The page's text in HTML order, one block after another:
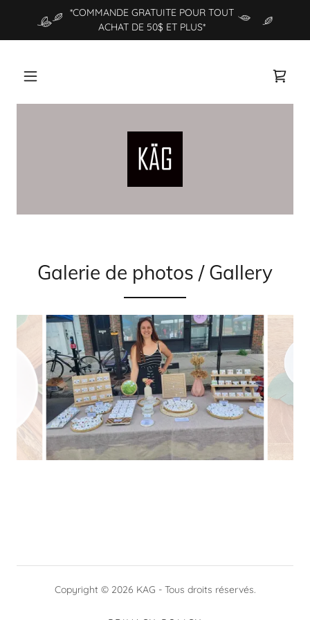
*COMMANDE GRATUITE POUR TOUT
ACHAT DE 50$ ET PLUS*
Galerie de photos / Gallery
Copyright © 2026 KAG - Tous droits réservés.